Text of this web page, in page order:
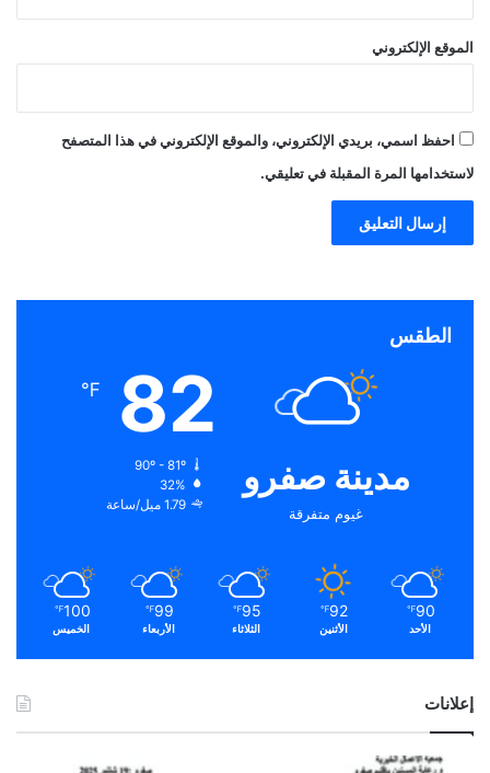
الموقع الإلكتروني
احفظ اسمي، بريدي الإلكتروني، والموقع الإلكتروني في هذا المتصفح
لاستخدامها المرة المقبلة في تعليقي.
الطقس
مدينة صفرو
غيوم متفرقة
82
℉
90º - 81º
32%
1.79 ميل/ساعة
90
℉
الأحد
92
℉
الأثنين
95
℉
الثلاثاء
99
℉
الأربعاء
100
℉
الخميس
إعلانات